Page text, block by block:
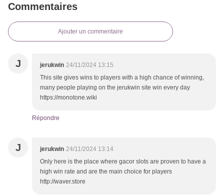
Commentaires
Ajouter un commentaire
J jerukwin 24/11/2024 13:15
This site gives wins to players with a high chance of winning,
many people playing on the jerukwin site win every day
https://monotone.wiki
Répondre
J jerukwin 24/11/2024 13:14
Only here is the place where gacor slots are proven to have a
high win rate and are the main choice for players
http://waver.store